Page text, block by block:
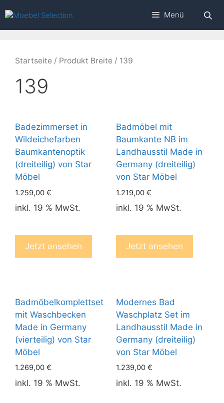
Inhalt
springen
Menü
Startseite / Produkt Breite / 139
139
Badezimmerset in
Wildeichefarben
Baumkantenoptik
(dreiteilig) von Star
Möbel
1.259,00 €
inkl. 19 % MwSt.
Jetzt ansehen
Badmöbel mit
Baumkante NB im
Landhausstil Made in
Germany (dreiteilig)
von Star Möbel
1.219,00 €
inkl. 19 % MwSt.
Jetzt ansehen
Badmöbelkomplettset
mit Waschbecken
Made in Germany
(vierteilig) von Star
Möbel
1.269,00 €
inkl. 19 % MwSt.
Modernes Bad
Waschplatz Set im
Landhausstil Made in
Germany (dreiteilig)
von Star Möbel
1.239,00 €
inkl. 19 % MwSt.